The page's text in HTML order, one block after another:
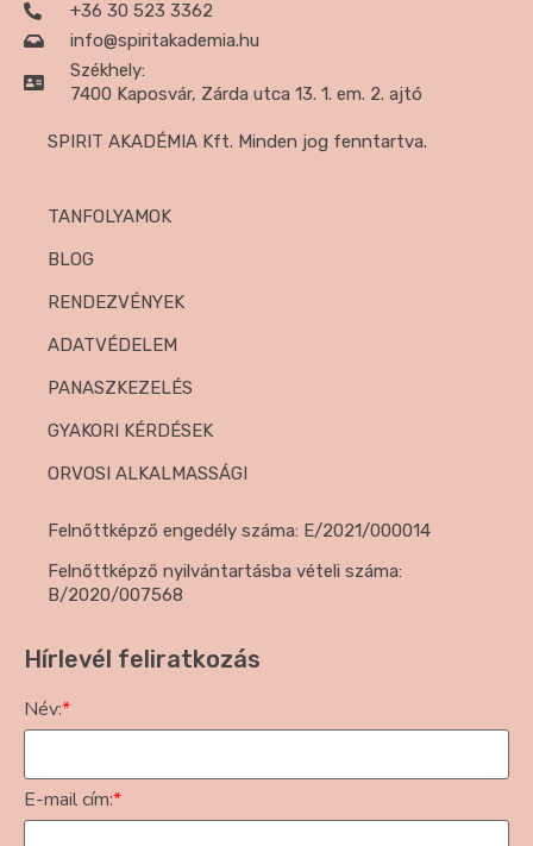
+36 30 523 3362
info@spiritakademia.hu
Székhely:
7400 Kaposvár, Zárda utca 13. 1. em. 2. ajtó
SPIRIT AKADÉMIA Kft. Minden jog fenntartva.
TANFOLYAMOK
BLOG
RENDEZVÉNYEK
ADATVÉDELEM
PANASZKEZELÉS
GYAKORI KÉRDÉSEK
ORVOSI ALKALMASSÁGI
Felnőttképző engedély száma: E/2021/000014
Felnőttképző nyilvántartásba vételi száma:
B/2020/007568
Hírlevél feliratkozás
Név:*
E-mail cím:*